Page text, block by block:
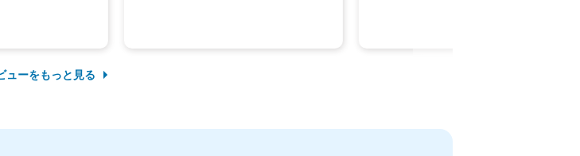
ューをもっと見る